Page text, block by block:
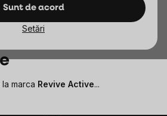
Sunt de acord
Setări
marca Revive Active...